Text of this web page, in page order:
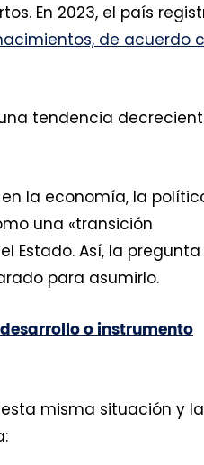
En 2023, el país
de acuerdo
tendencia
la economía, la
una «transición
Estado. Así, la
para asumirlo.
o instrumento
misma situación y